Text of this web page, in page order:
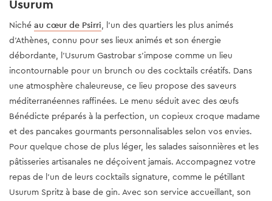
Usurum
Niché au cœur de Psirri, l'un des quartiers les plus animés
d'Athènes, connu pour ses lieux animés et son énergie
débordante, l'Usurum Gastrobar s’impose comme un lieu
incontournable pour un brunch ou des cocktails créatifs. Dans
une atmosphère chaleureuse, ce lieu propose des saveurs
méditerranéennes raffinées. Le menu séduit avec des œufs
Bénédicte préparés à la perfection, un copieux croque madame
et des pancakes gourmants personnalisables selon vos envies.
Pour quelque chose de plus léger, les salades saisonnières et les
pâtisseries artisanales ne déçoivent jamais. Accompagnez votre
repas de l'un de leurs cocktails signature, comme le pétillant
Usurum Spritz à base de gin. Avec son service accueillant, son